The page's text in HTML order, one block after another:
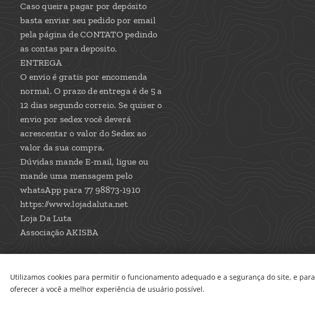
Caso queira pagar por depósito
basta enviar seu pedido por email
pela página de CONTATO pedindo
as contas para deposito.
ENTREGA
O envio é gratis por encomenda
normal. O prazo de entrega é de 5 a
12 dias segundo correio. Se quiser o
envio por sedex você deverá
acrescentar o valor do Sedex ao
valor da sua compra.
Dúvidas mande E-mail, ligue ou
mande uma mensagem pelo
whatsApp para 77 98873-1910
https://www.lojadaluta.net
Loja Da Luta
Associação AKISBA
Utilizamos cookies para permitir o funcionamento adequado e a segurança do site, e para
oferecer a você a melhor experiência de usuário possível.